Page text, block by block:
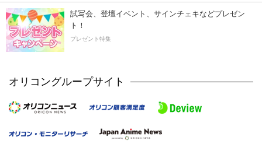
試写会、登壇イベント、サインチェキなどプレゼン
ト！
プレゼント特集
オリコングループサイト